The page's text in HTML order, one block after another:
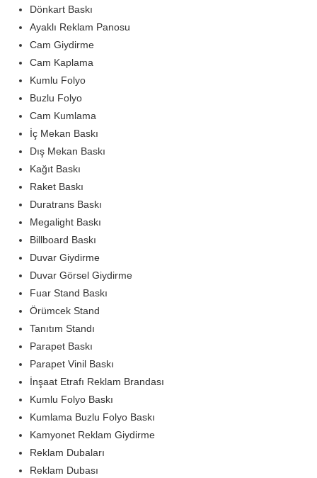
Dönkart Baskı
Ayaklı Reklam Panosu
Cam Giydirme
Cam Kaplama
Kumlu Folyo
Buzlu Folyo
Cam Kumlama
İç Mekan Baskı
Dış Mekan Baskı
Kağıt Baskı
Raket Baskı
Duratrans Baskı
Megalight Baskı
Billboard Baskı
Duvar Giydirme
Duvar Görsel Giydirme
Fuar Stand Baskı
Örümcek Stand
Tanıtım Standı
Parapet Baskı
Parapet Vinil Baskı
İnşaat Etrafı Reklam Brandası
Kumlu Folyo Baskı
Kumlama Buzlu Folyo Baskı
Kamyonet Reklam Giydirme
Reklam Dubaları
Reklam Dubası